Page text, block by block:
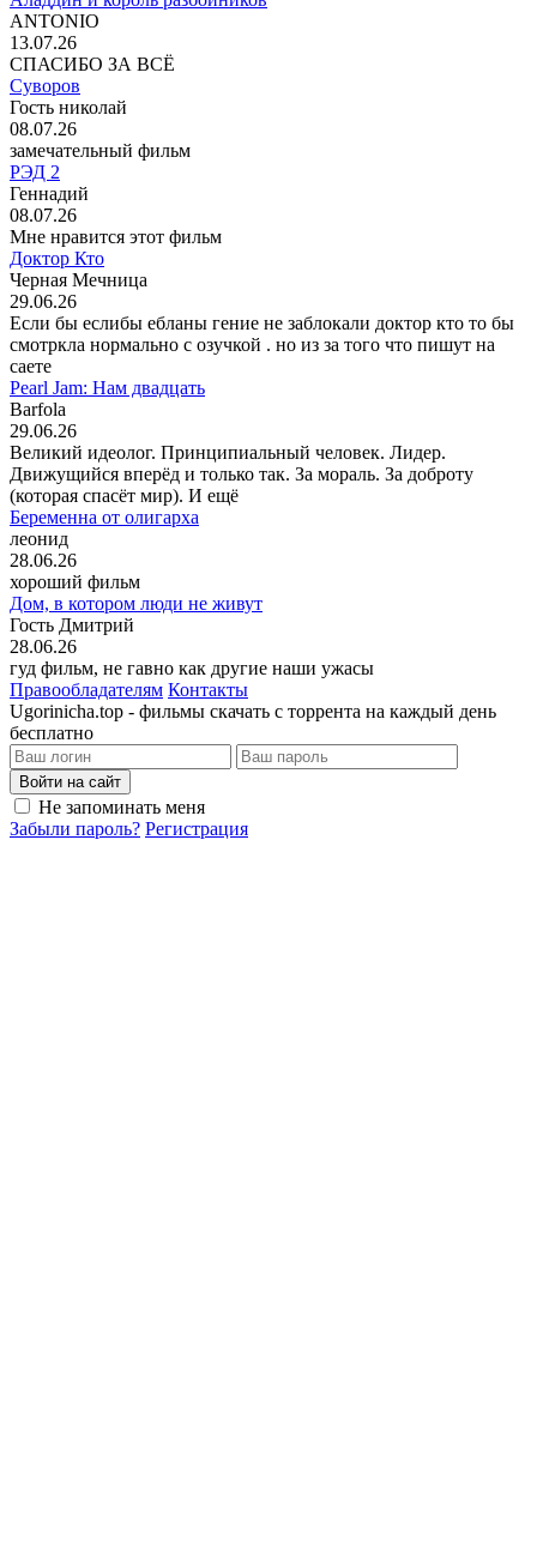
ANTONIO
13.07.26
СПАСИБО ЗА ВСЁ
Суворов
Гость николай
08.07.26
замечательный фильм
РЭД 2
Геннадий
08.07.26
Мне нравится этот фильм
Доктор Кто
Черная Мечница
29.06.26
Если бы еслибы ебланы гение не заблокали доктор кто то бы
смотркла нормально с озучкой . но из за того что пишут на
саете
Pearl Jam: Нам двадцать
Barfola
29.06.26
Великий идеолог. Принципиальный человек. Лидер.
Движущийся вперёд и только так. За мораль. За доброту
(которая спасёт мир). И ещё
Беременна от олигарха
леонид
28.06.26
хороший фильм
Дом, в котором люди не живут
Гость Дмитрий
28.06.26
гуд фильм, не гавно как другие наши ужасы
Правообладателям Контакты
Ugorinicha.top - фильмы скачать с торрента на каждый день
бесплатно
Войти на сайт
Не запоминать меня
Забыли пароль? Регистрация